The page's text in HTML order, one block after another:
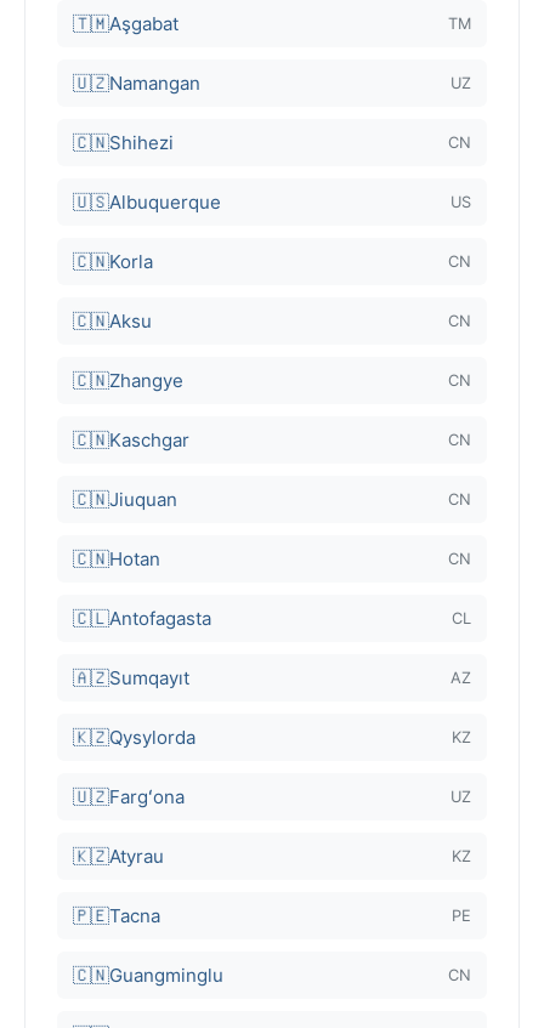
🇹🇲Aşgabat TM
🇺🇿Namangan UZ
🇨🇳Shihezi CN
🇺🇸Albuquerque US
🇨🇳Korla CN
🇨🇳Aksu CN
🇨🇳Zhangye CN
🇨🇳Kaschgar CN
🇨🇳Jiuquan CN
🇨🇳Hotan CN
🇨🇱Antofagasta CL
🇦🇿Sumqayıt AZ
🇰🇿Qysylorda KZ
🇺🇿Fargʻona UZ
🇰🇿Atyrau KZ
🇵🇪Tacna PE
🇨🇳Guangminglu CN